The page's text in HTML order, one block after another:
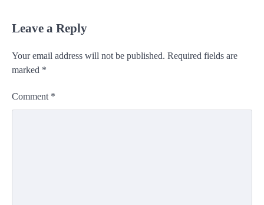
Leave a Reply
Your email address will not be published. Required fields are
marked *
Comment *